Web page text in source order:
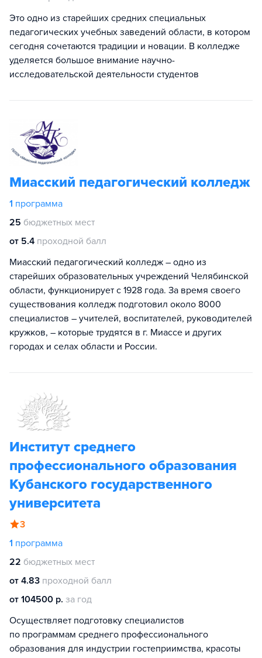
Это одно из старейших средних специальных
педагогических учебных заведений области, в котором
сегодня сочетаются традиции и новации. В колледже
уделяется большое внимание научно-
исследовательской деятельности студентов
Миасский педагогический колледж
1 программа
25 бюджетных мест
от 5.4 проходной балл
Миасский педагогический колледж – одно из
старейших образовательных учреждений Челябинской
области, функционирует с 1928 года. За время своего
существования колледж подготовил около 8000
специалистов – учителей, воспитателей, руководителей
кружков, – которые трудятся в г. Миассе и других
городах и селах области и России.
Институт среднего
профессионального образования
Кубанского государственного
университета
3
1 программа
22 бюджетных мест
от 4.83 проходной балл
от 104500 р. за год
Осуществляет подготовку специалистов
по программам среднего профессионального
образования для индустрии гостеприимства, красоты